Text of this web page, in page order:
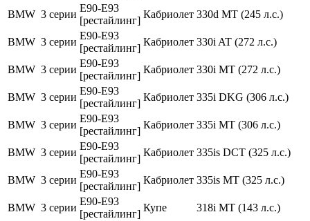
BMW 3 серии
E90-E93
[рестайлинг]
Кабриолет 330d MT (245 л.с.)
BMW 3 серии
E90-E93
[рестайлинг]
Кабриолет 330i AT (272 л.с.)
BMW 3 серии
E90-E93
[рестайлинг]
Кабриолет 330i MT (272 л.с.)
BMW 3 серии
E90-E93
[рестайлинг]
Кабриолет 335i DKG (306 л.с.)
BMW 3 серии
E90-E93
[рестайлинг]
Кабриолет 335i MT (306 л.с.)
BMW 3 серии
E90-E93
[рестайлинг]
Кабриолет 335is DCT (325 л.с.)
BMW 3 серии
E90-E93
[рестайлинг]
Кабриолет 335is MT (325 л.с.)
BMW 3 серии
E90-E93
[рестайлинг]
Купе 318i MT (143 л.с.)